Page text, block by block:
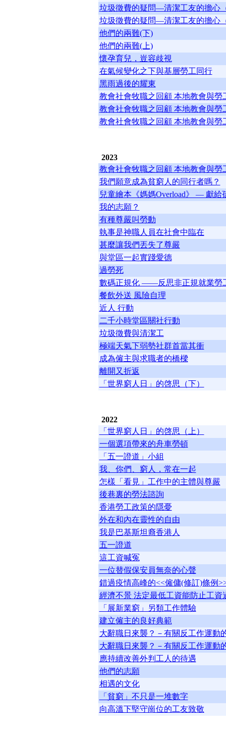
垃圾徵費的疑問—清潔工友的擔心
垃圾徵費的疑問—清潔工友的擔心
他們的兩難(下)
他們的兩難(上)
懷孕育兒，豈容歧視
在氣候變化之下與基層勞工同行
黑雨過後的耀東
教會社會牧職之回顧 本地教會與勞
教會社會牧職之回顧 本地教會與勞
教會社會牧職之回顧 本地教會與勞
2023
教會社會牧職之回顧 本地教會與勞
我們願意成為貧窮人的同行者嗎？
兒童繪本《媽媽Overload》 — 獻
我的志願？
有種尊嚴叫勞動
執事是神職人員在社會中臨在
甚麼讓我們丟失了尊嚴
與堂區一起實踐愛德
過勞死
數碼正規化 ——反思非正規就業勞
餐飲外送 風險自理
近人 行動
二千小時堂區關社行動
垃圾徵費與清潔工
極端天氣下弱勢社群首當其衝
成為僱主與求職者的橋樑
離開又折返
「世界窮人日」的啓思（下）
2022
「世界窮人日」的啓思（上）
一個選項帶來的舟車勞頓
「五一證道」小組
我、你們、窮人，常在一起
怎樣「看見」工作中的主體與尊嚴
後巷裏的勞法諮詢
香港勞工政策的隱憂
外在和內在靈性的自由
我是巴基斯坦裔香港人
五一證道
這工資喊冤
一位替假保安員無奈的心聲
錯過疫情高峰的<<僱傭(修訂)條例
經濟不景 法定最低工資能防止工資
「展新業窮」另類工作體驗
建立僱主的良好典範
大辭職日來襲？－有關反工作運動
大辭職日來襲？－有關反工作運動
應持續改善外判工人的待遇
他們的志願
相遇的文化
「貧窮」不只是一堆數字
向高溫下堅守崗位的工友致敬